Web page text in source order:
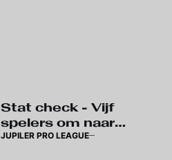
Stat check - Vijf
spelers om naar
het stadion af te
JUPILER PRO LEAGUE